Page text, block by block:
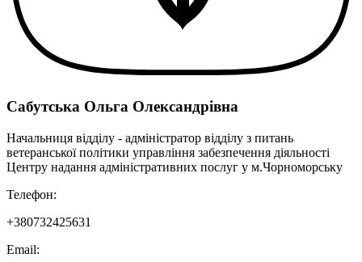
Сабутська Ольга Олександрівна
Начальниця відділу - адміністратор відділу з питань
ветеранської політики управління забезпечення діяльності
Центру надання адміністративних послуг у м.Чорноморську
Телефон:
+380732425631
Email: